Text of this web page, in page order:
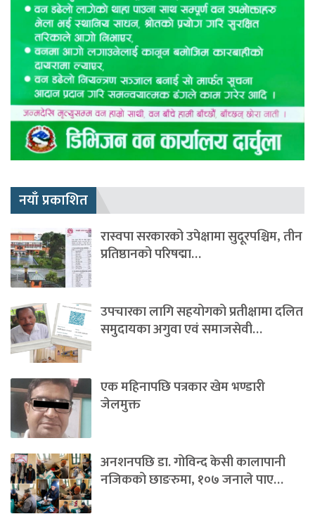
नयाँ प्रकाशित
रास्वपा सरकारको उपेक्षामा सुदूरपश्चिम, तीन
प्रतिष्ठानको परिषद्मा…
उपचारका लागि सहयोगको प्रतीक्षामा दलित
समुदायका अगुवा एवं समाजसेवी…
एक महिनापछि पत्रकार खेम भण्डारी
जेलमुक्त
अनशनपछि डा. गोविन्द केसी कालापानी
नजिकको छाङरुमा, १०७ जनाले पाए…